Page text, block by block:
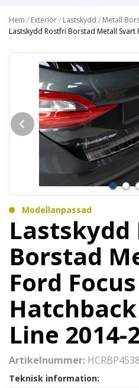
Hem / Exteriör/ Lastskydd / Metall
Lastskydd Rostfri Borstad Metall Svart
Modellanpassad
Lastskydd
Borstad
Ford
Line 2014-
Artikelnummer:
Teknisk information: